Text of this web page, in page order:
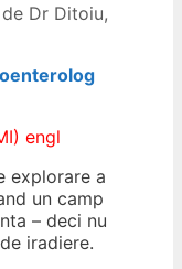
de Dr Ditoiu,
engl
explorare a
un camp
– deci nu
iradiere.